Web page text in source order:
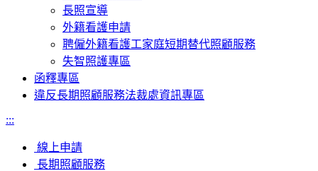
長照宣導
外籍看護申請
聘僱外籍看護工家庭短期替代照顧服務
失智照護專區
函釋專區
違反長期照顧服務法裁處資訊專區
:::
線上申請
長期照顧服務